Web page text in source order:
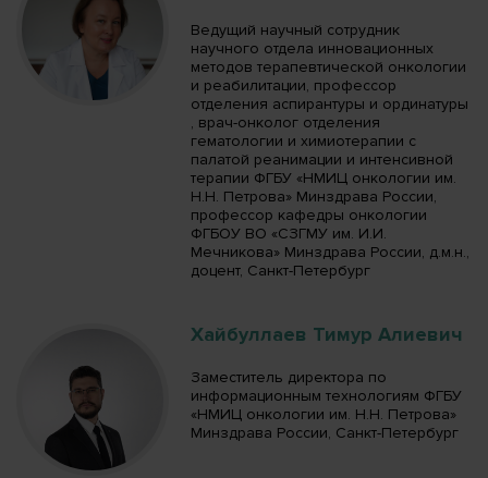
Ведущий научный сотрудник
научного отдела инновационных
методов терапевтической онкологии
и реабилитации, профессор
отделения аспирантуры и ординатуры
, врач-онколог отделения
гематологии и химиотерапии с
палатой реанимации и интенсивной
терапии ФГБУ «НМИЦ онкологии им.
Н.Н. Петрова» Минздрава России,
профессор кафедры онкологии
ФГБОУ ВО «СЗГМУ им. И.И.
Мечникова» Минздрава России, д.м.н.,
доцент, Санкт-Петербург
Хайбуллаев Тимур Алиевич
Заместитель директора по
информационным технологиям ФГБУ
«НМИЦ онкологии им. Н.Н. Петрова»
Минздрава России, Санкт-Петербург